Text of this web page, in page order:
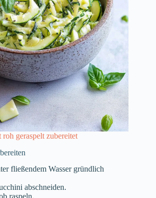
geraspelt zubereitet
fließendem Wasser gründlich
abschneiden.